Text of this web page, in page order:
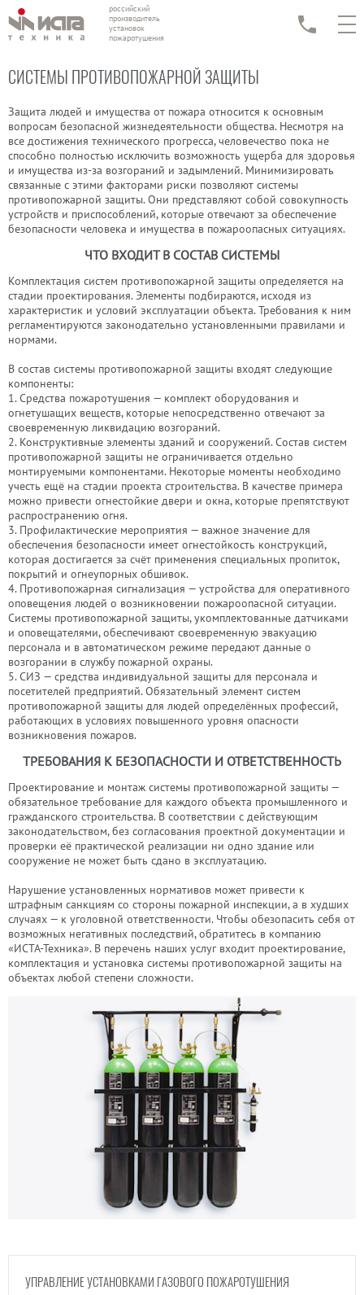
российский
производитель
установок
пожаротушения
СИСТЕМЫ ПРОТИВОПОЖАРНОЙ ЗАЩИТЫ
Защита людей и имущества от пожара относится к основным
вопросам безопасной жизнедеятельности общества. Несмотря на
все достижения технического прогресса, человечество пока не
способно полностью исключить возможность ущерба для здоровья
и имущества из-за возгораний и задымлений. Минимизировать
связанные с этими факторами риски позволяют системы
противопожарной защиты. Они представляют собой совокупность
устройств и приспособлений, которые отвечают за обеспечение
безопасности человека и имущества в пожароопасных ситуациях.
ЧТО ВХОДИТ В СОСТАВ СИСТЕМЫ
Комплектация систем противопожарной защиты определяется на
стадии проектирования. Элементы подбираются, исходя из
характеристик и условий эксплуатации объекта. Требования к ним
регламентируются законодательно установленными правилами и
нормами.
В состав системы противопожарной защиты входят следующие
компоненты:
1. Средства пожаротушения — комплект оборудования и
огнетушащих веществ, которые непосредственно отвечают за
своевременную ликвидацию возгораний.
2. Конструктивные элементы зданий и сооружений. Состав систем
противопожарной защиты не ограничивается отдельно
монтируемыми компонентами. Некоторые моменты необходимо
учесть ещё на стадии проекта строительства. В качестве примера
можно привести огнестойкие двери и окна, которые препятствуют
распространению огня.
3. Профилактические мероприятия — важное значение для
обеспечения безопасности имеет огнестойкость конструкций,
которая достигается за счёт применения специальных пропиток,
покрытий и огнеупорных обшивок.
4. Противопожарная сигнализация — устройства для оперативного
оповещения людей о возникновении пожароопасной ситуации.
Системы противопожарной защиты, укомплектованные датчиками
и оповещателями, обеспечивают своевременную эвакуацию
персонала и в автоматическом режиме передают данные о
возгорании в службу пожарной охраны.
5. СИЗ — средства индивидуальной защиты для персонала и
посетителей предприятий. Обязательный элемент систем
противопожарной защиты для людей определённых профессий,
работающих в условиях повышенного уровня опасности
возникновения пожаров.
ТРЕБОВАНИЯ К БЕЗОПАСНОСТИ И ОТВЕТСТВЕННОСТЬ
Проектирование и монтаж системы противопожарной защиты —
обязательное требование для каждого объекта промышленного и
гражданского строительства. В соответствии с действующим
законодательством, без согласования проектной документации и
проверки её практической реализации ни одно здание или
сооружение не может быть сдано в эксплуатацию.
Нарушение установленных нормативов может привести к
штрафным санкциям со стороны пожарной инспекции, а в худших
случаях — к уголовной ответственности. Чтобы обезопасить себя от
возможных негативных последствий, обратитесь в компанию
«ИСТА-Техника». В перечень наших услуг входит проектирование,
комплектация и установка системы противопожарной защиты на
объектах любой степени сложности.
УПРАВЛЕНИЕ УСТАНОВКАМИ ГАЗОВОГО ПОЖАРОТУШЕНИЯ